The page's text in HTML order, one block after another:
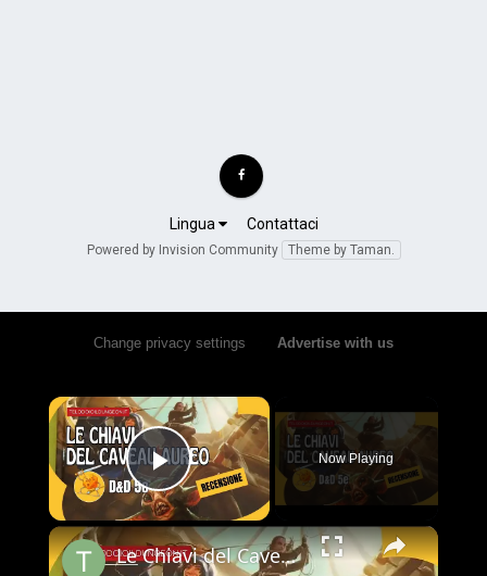
Lingua Contattaci
Powered by Invision Community Theme by Taman.
Change privacy settings Advertise with us
×
Play Video
Now Playing
×
Le Chiavi del Caveau Aureo: Recensione (Avventura D&D 5e)